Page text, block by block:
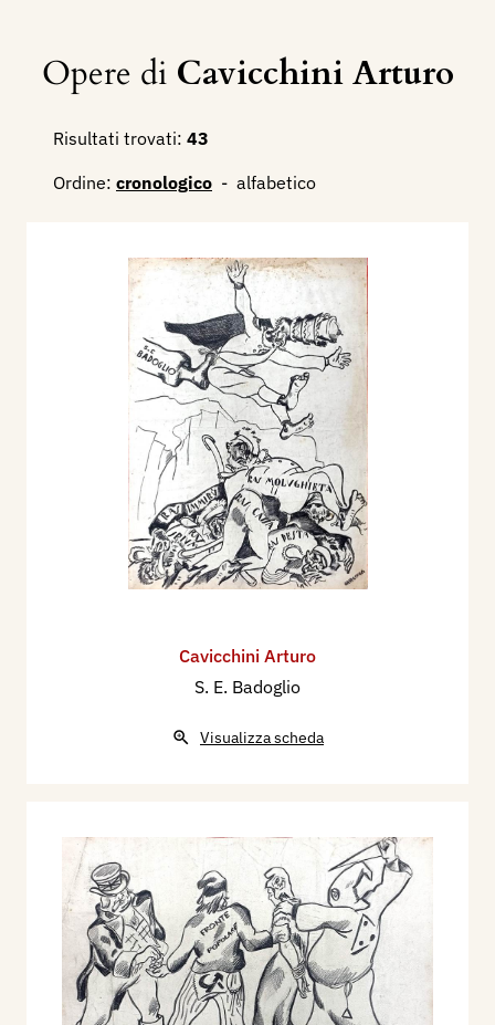
Opere di Cavicchini Arturo
Risultati trovati: 43
Ordine: cronologico - alfabetico
Cavicchini Arturo
S. E. Badoglio
Visualizza scheda